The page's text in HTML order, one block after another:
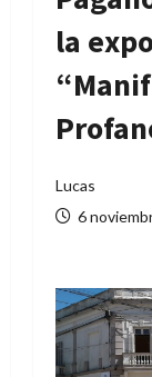
la
Lucas
6